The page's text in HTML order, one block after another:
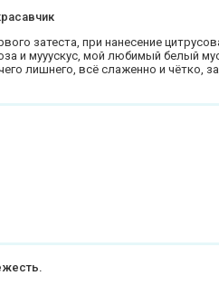
затеста, при нанесение
и мууускус, мой любимый белый
лишнего, всё слаженно и чётко,